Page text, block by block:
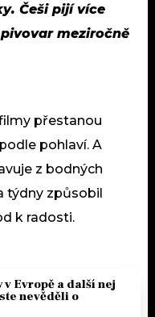
Češi pijí více
meziročně
přestanou
pohlaví. A
z bodných
týdny způsobil
k radosti.
Evropě a další nej
nevěděli o